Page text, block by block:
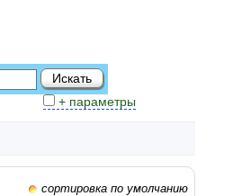
+ параметры
сортировка по умолчанию